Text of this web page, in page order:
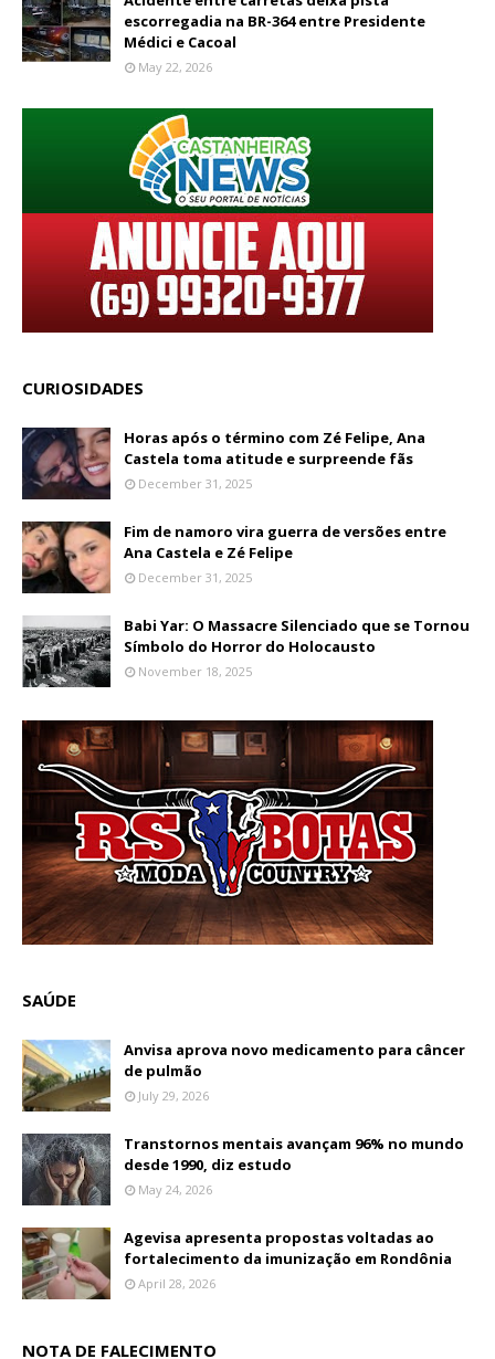
escorregadia na BR-364 entre Presidente
Médici e Cacoal
May 22, 2026
CURIOSIDADES
Horas após o término com Zé Felipe, Ana
Castela toma atitude e surpreende fãs
December 31, 2025
Fim de namoro vira guerra de versões entre
Ana Castela e Zé Felipe
December 31, 2025
Babi Yar: O Massacre Silenciado que se Tornou
Símbolo do Horror do Holocausto
November 18, 2025
SAÚDE
Anvisa aprova novo medicamento para câncer
de pulmão
July 29, 2026
Transtornos mentais avançam 96% no mundo
desde 1990, diz estudo
May 24, 2026
Agevisa apresenta propostas voltadas ao
fortalecimento da imunização em Rondônia
April 28, 2026
NOTA DE FALECIMENTO